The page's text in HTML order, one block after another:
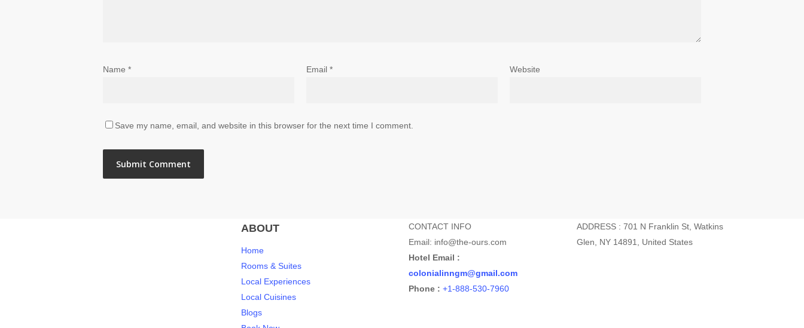
Name * Email * Website
Save my name, email, and website in this browser for the next time I comment.
ABOUT
Home
Rooms & Suites
Local Experiences
Local Cuisines
Blogs
CONTACT INFO
Email: info@the-ours.com
Hotel Email :
colonialinngm@gmail.com
Phone : +1-888-530-7960
ADDRESS : 701 N Franklin St, Watkins
Glen, NY 14891, United States